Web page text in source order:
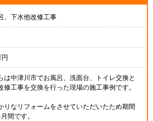
、下水他改修工事
円
は中津川市でお風呂、洗面台、トイレ交換と
修工事を交換を行った現場の施工事例です。
りなリフォームをさせていただいたため期間
間です。